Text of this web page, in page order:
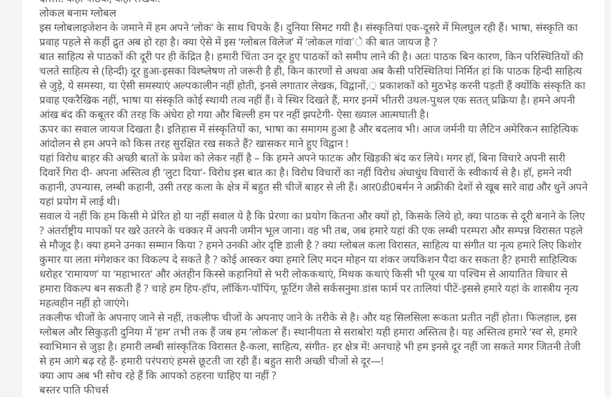
लोकल बनाम ग्लोबल
इस ग्लोबलाइजेशन के जमाने में हम अपने ‘लोक’ के साथ चिपके हैं। दुनिया सिमट गयी है। संस्कृतियां एक-दूसरे में मिलघुल रही हैं। भाषा, संस्कृति का
प्रवाह पहले से कहीं द्रुत अब हो रहा है। क्या ऐसे में इस ‘ग्लोबल विलेज’ में ‘लोकल गांवा’े की बात जायज है ?
बात साहित्य से पाठकों की दूरी पर ही केंद्रित है। हमारी चिंता उन दूर हुए पाठकों को समीप लाने की है। अतः पाठक बिन कारण, किन परिस्थितियों की
चलते साहित्य से (हिन्दी) दूर हुआ-इसका विश्ष्लेषण तो जरूरी है ही, किन कारणों से अथवा अब कैसी परिस्थितियां निर्मित हां कि पाठक हिन्दी साहित्य
से जुड़े, ये समस्या, या ऐसी समस्याएं अल्पकालीन नहीं होती, इनसे लगातार लेखक, विद्वानों,़ प्रकाशकों को मुठभेड़ करनी पड़ती हैं क्योंकि संस्कृति का
प्रवाह एकरैखिक नहीं, भाषा या संस्कृति कोई स्थायी तत्व नहीं हैं। वे स्थिर दिखते हैं, मगर इनमें भीतरी उथल-पुथल एक सतत् प्रक्रिया है। हमने अपनी
आंख बंद की कबूतर की तरह कि अंधेरा हो गया और बिल्ली हम पर नहीं झपटेगी- ऐसा ख्याल आत्मघाती है।
ऊपर का सवाल जायज दिखता है। इतिहास में संस्कृतियों का, भाषा का समागम हुआ है और बदलाव भी। आज जर्मनी या लैटिन अमेरिकन साहित्यिक
आंदोलन से हम अपने को किस तरह सुरक्षित रख सकते हैं? खासकर माने हुए विद्वान !
यहां विरोध बाहर की अच्छी बातों के प्रवेश को लेकर नहीं है – कि हमने अपने फाटक और खिड़की बंद कर लिये। मगर हॉ, बिना विचारे अपनी सारी
दिवारें गिरा दी- अपना अस्तित्व ही ‘लुटा दिया’- विरोध इस बात का है। विरोध विचारों का नहीं विरोध अंधाधुंध विचारों के स्वीकार्य से है। हॉ, हमने नयी
कहानी, उपन्यास, लम्बी कहानी, उसी तरह कला के क्षेत्र में बहुत सी चीजें बाहर से ली हैं। आर0डी0बर्मन ने अफ्रीकी देशों से खूब सारे वाद्य और धुनें अपने
यहां प्रयोग में लाई थी।
सवाल ये नहीं कि हम किसी मे प्रेरित हो या नहीं सवाल ये है कि प्रेरणा का प्रयोग कितना और क्यों हो, किसके लिये हो, क्या पाठक से दूरी बनाने के लिए
? अंतर्राष्ट्रीय मापकों पर खरे उतरने के चक्कर में अपनी जमीन भूल जाना। वह भी तब, जब हमारे यहां की एक लम्बी परम्परा और सम्पन्न विरासत पहले
से मौजूद है। क्या हमने उनका सम्मान किया ? हमने उनकी ओर दृष्टि डाली है ? क्या ग्लोबल कला विरासत, साहित्य या संगीत या नृत्य हमारे लिए किशोर
कुमार या लता मंगेशकर का विकल्प दे सकते है ? कोई आस्कर क्या हमारे लिए मदन मोहन या शंकर जयकिशन पैदा कर सकता है? हमारी साहित्यिक
धरोहर ‘रामायण’ या ‘महाभारत’ और अंतहीन किस्से कहानियों से भरी लोककथाएं, मिथक कथाएं किसी भी पूरब या पश्चिम से आयातित विचार से
हमारा विकल्प बन सकती हैं ? चाहे हम हिप-हॉप, लॉकिंग-पॉपिंग, फूटिंग जैसे सर्कसनुमा डांस फार्म पर तालियां पीटें-इससे हमारे यहां के शास्त्रीय नृत्य
महत्वहीन नहीं हो जाएंगे।
तकलीफ चीजों के अपनाए जाने से नहीं, तकलीफ चीजों के अपनाए जाने के तरीके से है। और यह सिलसिला रूकता प्रतीत नहीं होता। फिलहाल, इस
ग्लोबल और सिकुड़ती दुनिया में ‘हम’ तभी तक हैं जब हम ‘लोकल’ हैं। स्थानीयता से सराबोर! यही हमारा अस्तित्व है। यह अस्तित्व हमारे ‘स्व’ से, हमारे
स्वाभिमान से जुड़ा है। हमारी लम्बी सांस्कृतिक विरासत है-कला, साहित्य, संगीत- हर क्षेत्र में! अनचाहे भी हम इनसे दूर नहीं जा सकते मगर जितनी तेजी
से हम आगे बढ़ रहे हैं- हमारी परंपराएं हमसे छूटती जा रही हैं। बहुत सारी अच्छी चीजों से दूर—!
क्या आप अब भी सोच रहे हैं कि आपको ठहरना चाहिए या नहीं ?
बस्तर पाति फीचर्स